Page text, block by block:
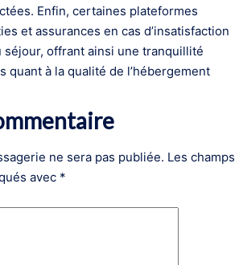
Enfin, certaines plateformes
et assurances en cas d’insatisfaction
séjour, offrant ainsi une tranquillité
quant à la qualité de l’hébergement
ne sera pas publiée. Les champs
avec *